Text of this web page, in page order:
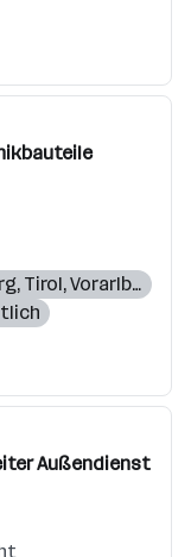
, Tirol,Vorarlberg
Außendienst